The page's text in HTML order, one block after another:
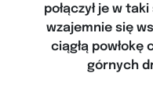
połączył je w
wzajemnie się
ciągłą powłokę
górnych